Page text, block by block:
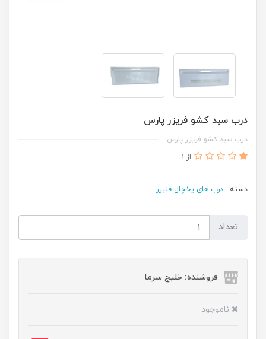
درب سبد کشو فریزر پارس
درب سبد کشو فریزر پارس
از 1
دسته : درب های یخچال فلیزر
تعداد
فروشنده: خلیج سرما
ناموجود